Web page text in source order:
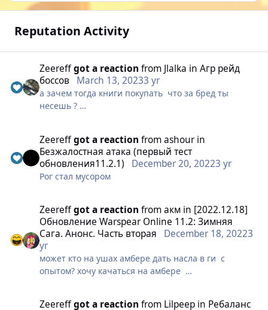
Reputation Activity
Zeereffgot a reaction from Jlalka inАгр рейд
боссов
March 13, 20233 yr
а зачем тогда книги покупать что за бред ты
несешь ?
Zeereffgot a reaction fromashour in
Безжалостная атака (первый тест
обновления11.2.1)
December 20, 20223 yr
Рог стал мусором
Zeereffgot a reaction fromакм in [2022.12.18]
Обновление Warspear Online 11.2: Зимняя
Сага. Анонс. Часть вторая
December 18, 20223
yr
может кто на ушах амбере дать насла в ги с
опытом? хочу качаться на амбере
Zeereffgot a reaction from Lilpeep in Ребаланс